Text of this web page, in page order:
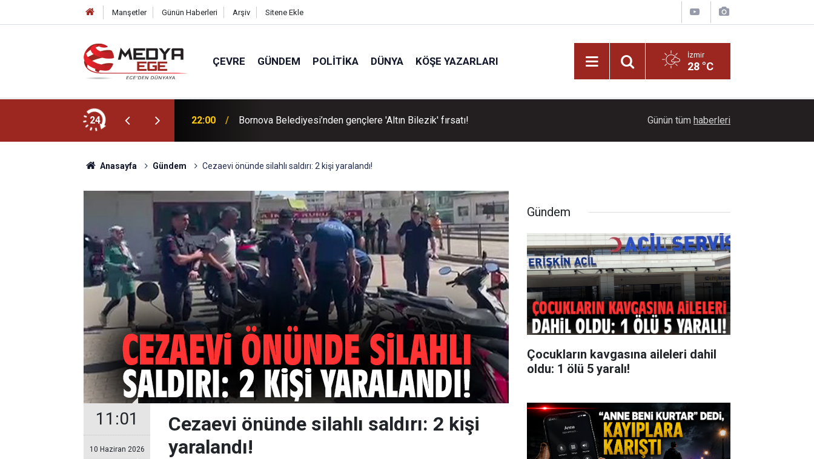
Manşetler Günün Haberleri Arşiv Sitene Ekle
ÇEVRE GÜNDEM POLITIKA DÜNYA KÖŞE YAZARLARI İzmir
28 °C
24 22:00 Bornova Belediyesi’nden gençlere 'Altın Bilezik' fırsatı! Dağların üzerinde mest eden manzara
Günün tüm haberleri
Anasayfa Gündem Cezaevi önünde silahlı saldırı: 2 kişi yaralandı!
11:01
10 Haziran 2026
Cezaevi önünde silahlı saldırı: 2 kişi
yaralandı!
Gündem
Çocukların kavgasına aileleri dahil
oldu: 1 ölü 5 yaralı!